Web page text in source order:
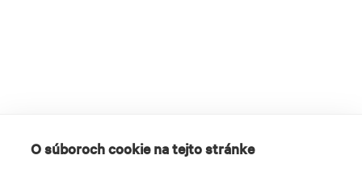
O súboroch cookie na tejto stránke